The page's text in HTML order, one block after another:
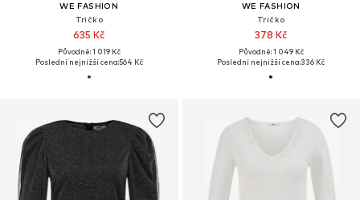
WE FASHION
Tričko
635 Kč
Původně: 1 019 Kč
Poslední nejnižší cena:564 Kč
WE FASHION
Tričko
378 Kč
Původně: 1 049 Kč
Poslední nejnižší cena:336 Kč